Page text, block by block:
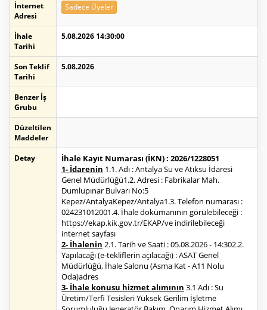
İnternet
Adresi
Sadece Üyeler
İhale
Tarihi
5.08.2026 14:30:00
Son Teklif
Tarihi
5.08.2026
Benzer İş
Grubu
Düzeltilen
Maddeler
Detay
İhale Kayıt Numarası (İKN) : 2026/1228051
1- İdarenin 1.1. Adı : Antalya Su ve Atıksu İdaresi
Genel Müdürlüğü1.2. Adresi : Fabrikalar Mah.
Dumlupınar Bulvarı No:5
Kepez/AntalyaKepez/Antalya1.3. Telefon numarası :
024231012001.4. İhale dokümanının görülebileceği :
https://ekap.kik.gov.tr/EKAP/ve indirilebileceği
internet sayfası
2- İhalenin 2.1. Tarih ve Saati : 05.08.2026 - 14:302.2.
Yapılacağı (e-tekliflerin açılacağı) : ASAT Genel
Müdürlüğü, İhale Salonu (Asma Kat - A11 Nolu
Oda)adres
3- İhale konusu hizmet alımının 3.1 Adı : Su
Üretim/Terfi Tesisleri Yüksek Gerilim İşletme